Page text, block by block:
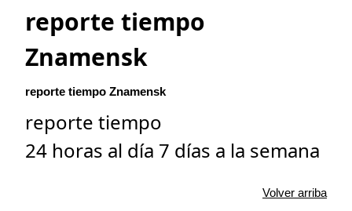
reporte tiempo
Znamensk
reporte tiempo Znamensk
reporte tiempo
24 horas al día 7 días a la semana
Volver arriba